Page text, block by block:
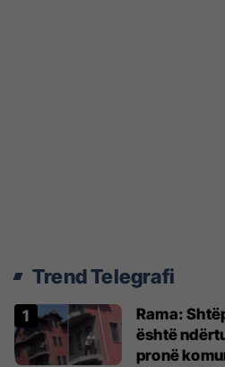
Trend Telegrafi
Rama:
është
pronë